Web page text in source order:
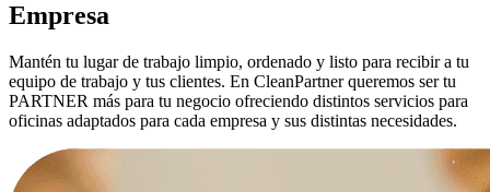
Empresa
Mantén tu lugar de trabajo limpio, ordenado y listo para recibir a tu
equipo de trabajo y tus clientes. En CleanPartner queremos ser tu
PARTNER más para tu negocio ofreciendo distintos servicios para
oficinas adaptados para cada empresa y sus distintas necesidades.